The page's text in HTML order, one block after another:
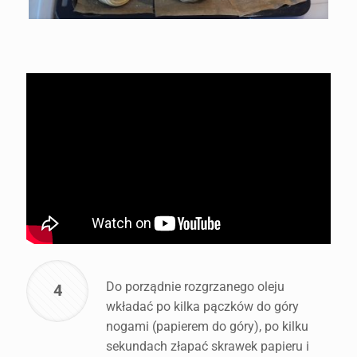
4
Do porządnie rozgrzanego oleju
wkładać po kilka pączków do góry
nogami (papierem do góry), po kilku
sekundach złapać skrawek papieru i